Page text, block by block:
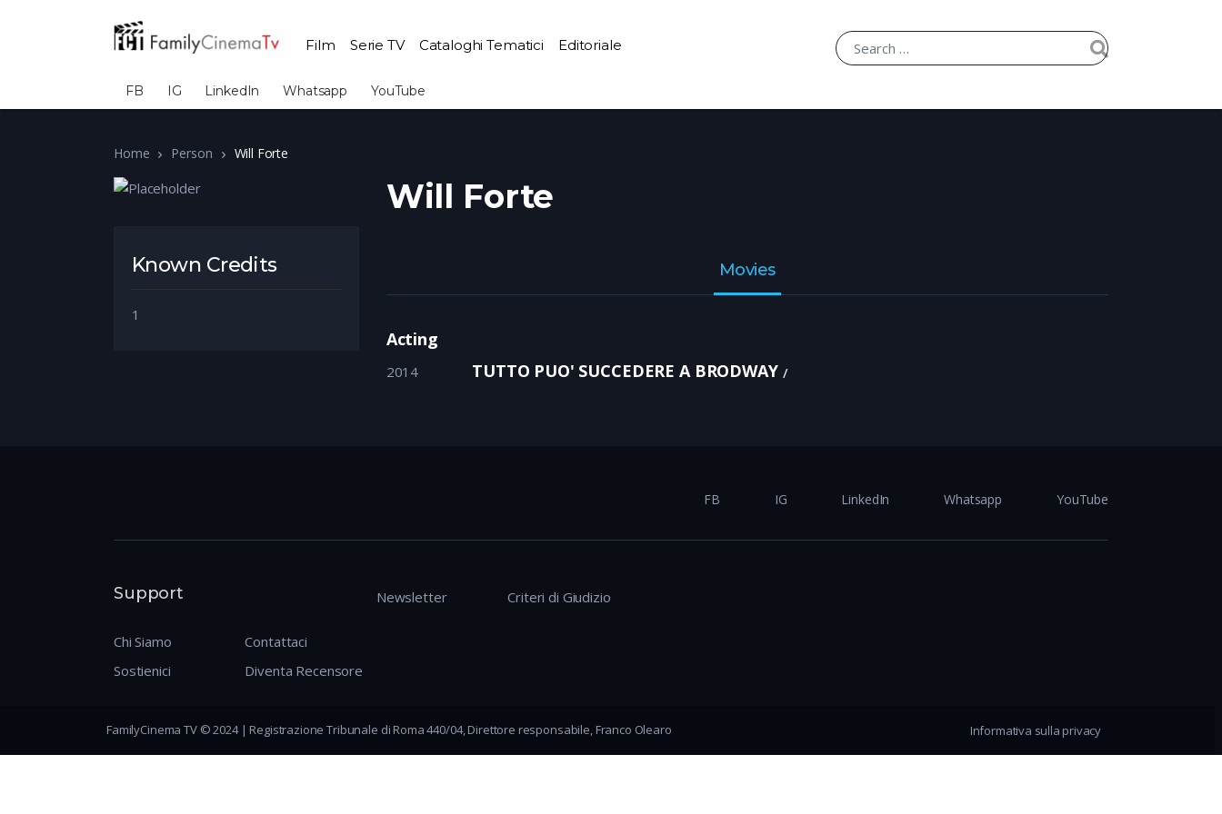
Film Serie TV Cataloghi Tematici Editoriale
FB IG LinkedIn Whatsapp YouTube
Home Person Will Forte
Known Credits
1
Will Forte
Movies
Acting
2014 TUTTO PUO' SUCCEDERE A BRODWAY
FB IG LinkedIn Whatsapp YouTube
Support
Chi Siamo
Sostienici
Contattaci
Diventa Recensore
Newsletter Criteri di Giudizio
FamilyCinema TV © 2024 | Registrazione Tribunale di Roma 440/04, Direttore responsabile, Franco Olearo Informativa sulla privacy